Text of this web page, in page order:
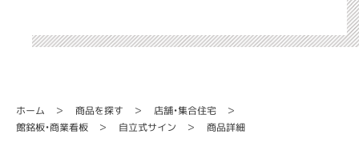
ホーム 商品を探す 店舗・集合住宅
館銘板・商業看板 自立式サイン 商品詳細